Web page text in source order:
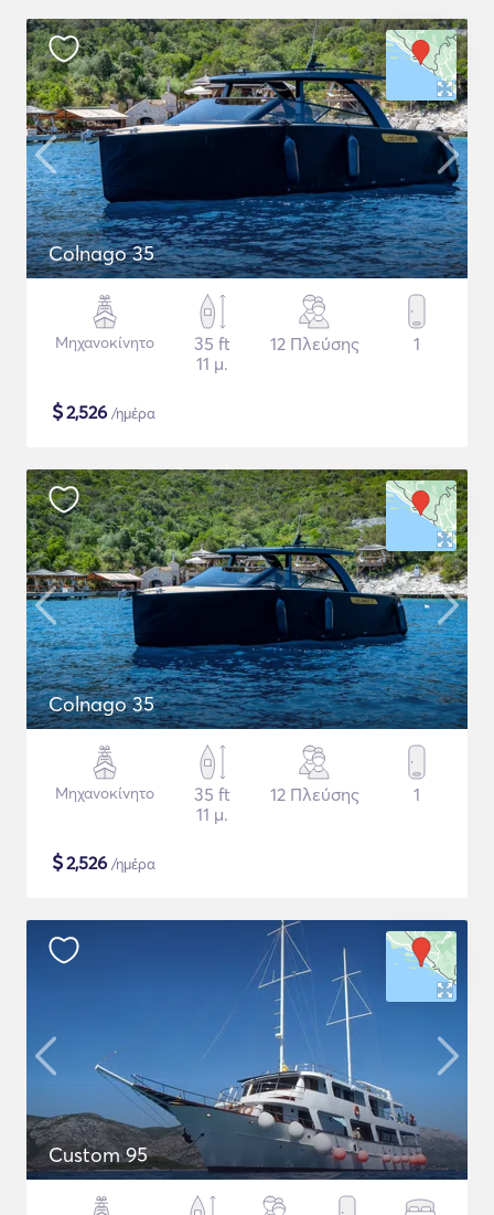
Colnago 35
Μηχανοκίνητο
35 ft
11 μ.
12 Πλεύσης 1
$2,526 /ημέρα
Colnago 35
Μηχανοκίνητο
35 ft
11 μ.
12 Πλεύσης 1
$2,526 /ημέρα
Custom 95